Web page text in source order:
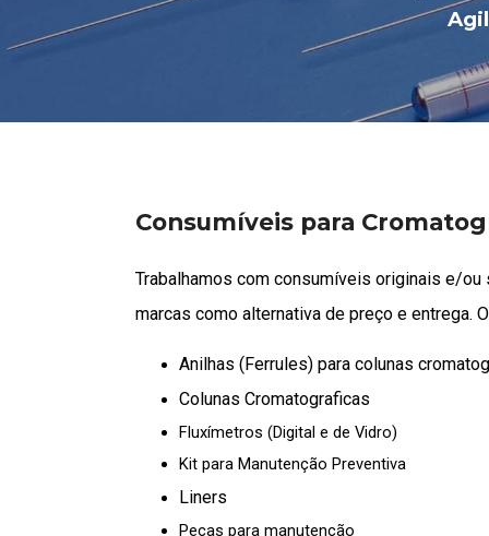
Consumíveis para
Trabalhamos com consumíveis originais e/
marcas como alternativa de preço e entrega.
Anilhas (Ferrules) para colunas
Colunas Cromatograficas
Fluxímetros (Digital e de Vidro)
Kit para Manutenção Preventiva
Liners
Peças para manutenção
Colunas
Cromatograficas
Colunas para cromatógrafo
gasoso